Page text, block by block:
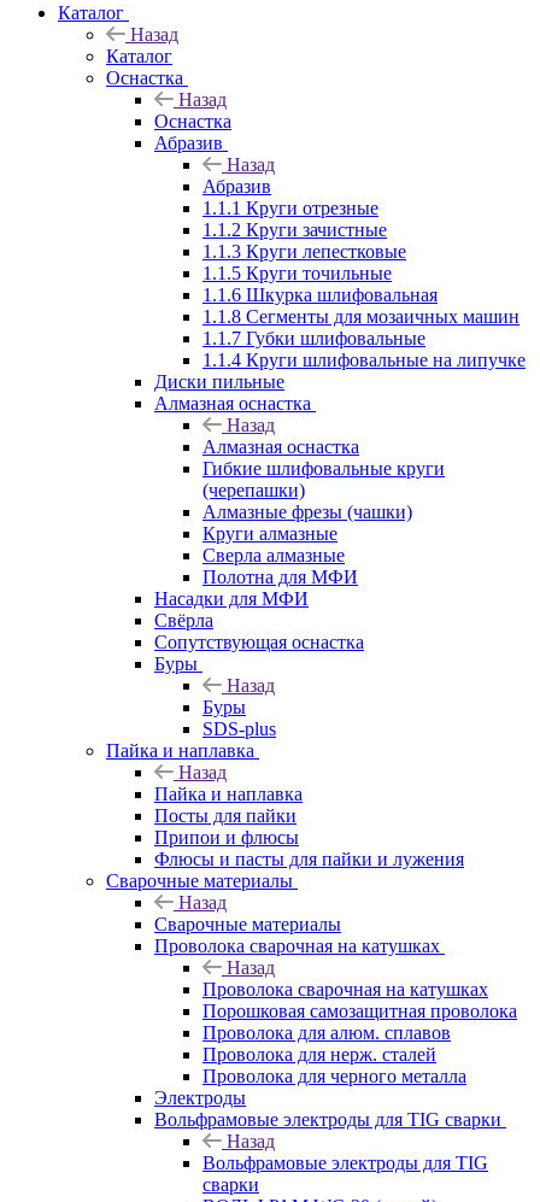
Каталог
Назад
Каталог
Оснастка
Назад
Оснастка
Абразив
Назад
Абразив
1.1.1 Круги отрезные
1.1.2 Круги зачистные
1.1.3 Круги лепестковые
1.1.5 Круги точильные
1.1.6 Шкурка шлифовальная
1.1.8 Сегменты для мозаичных машин
1.1.7 Губки шлифовальные
1.1.4 Круги шлифовальные на липучке
Диски пильные
Алмазная оснастка
Назад
Алмазная оснастка
Гибкие шлифовальные круги
(черепашки)
Алмазные фрезы (чашки)
Круги алмазные
Сверла алмазные
Полотна для МФИ
Насадки для МФИ
Свёрла
Сопутствующая оснастка
Буры
Назад
Буры
SDS-plus
Пайка и наплавка
Назад
Пайка и наплавка
Посты для пайки
Припои и флюсы
Флюсы и пасты для пайки и лужения
Сварочные материалы
Назад
Сварочные материалы
Проволока сварочная на катушках
Назад
Проволока сварочная на катушках
Порошковая самозащитная проволока
Проволока для алюм. сплавов
Проволока для нерж. сталей
Проволока для черного металла
Электроды
Вольфрамовые электроды для TIG сварки
Назад
Вольфрамовые электроды для TIG
сварки